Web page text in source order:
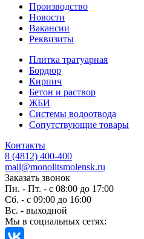
Производство
Новости
Вакансии
Реквизиты
Плитка тратуарная
Бордюр
Кирпич
Бетон и раствор
ЖБИ
Системы водоотвода
Сопутствующие товары
Контакты
8 (4812) 400-400
mail@monolitsmolensk.ru
Заказать звонок
Пн. - Пт. - с 08:00 до 17:00
Сб. - с 09:00 до 16:00
Вс. - выходной
Мы в социальных сетях: